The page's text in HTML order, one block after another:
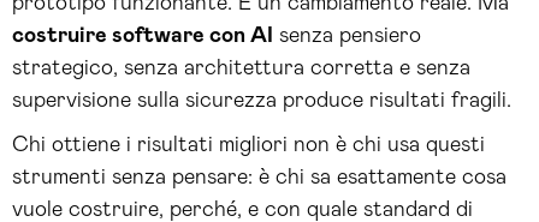
costruire software con AI senza pensiero
strategico, senza architettura corretta e senza
supervisione sulla sicurezza produce risultati fragili.
Chi ottiene i risultati migliori non è chi usa questi
strumenti senza pensare: è chi sa esattamente cosa
vuole costruire, perché, e con quale standard di